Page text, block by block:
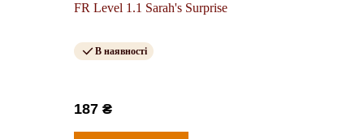
FR Level 1.1 Sarah's Surprise
В наявності
187 ₴